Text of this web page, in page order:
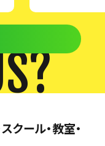
クール・教室・